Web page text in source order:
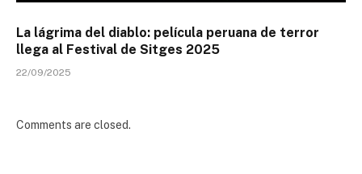
La lágrima del diablo: película peruana de terror
llega al Festival de Sitges 2025
22/09/2025
Comments are closed.